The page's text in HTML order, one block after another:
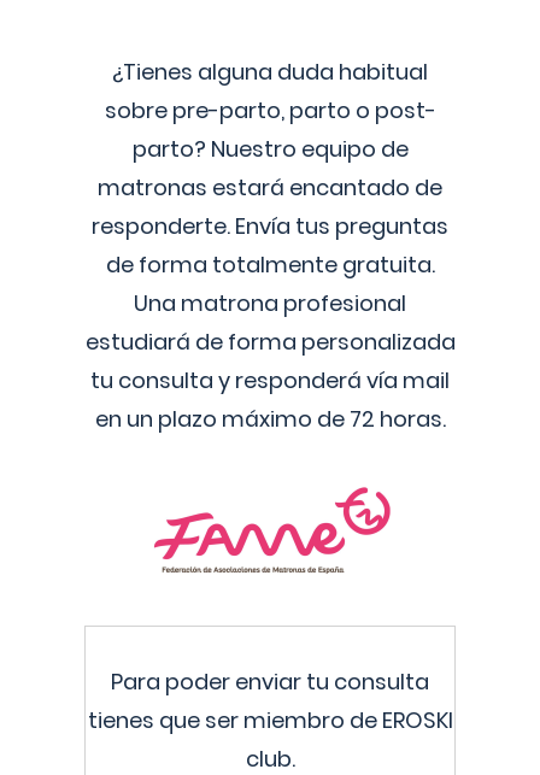
¿Tienes alguna duda habitual
sobre pre-parto, parto o post-
parto? Nuestro equipo de
matronas estará encantado de
responderte. Envía tus preguntas
de forma totalmente gratuita.
Una matrona profesional
estudiará de forma personalizada
tu consulta y responderá vía mail
en un plazo máximo de 72 horas.
Para poder enviar tu consulta
tienes que ser miembro de EROSKI
club.